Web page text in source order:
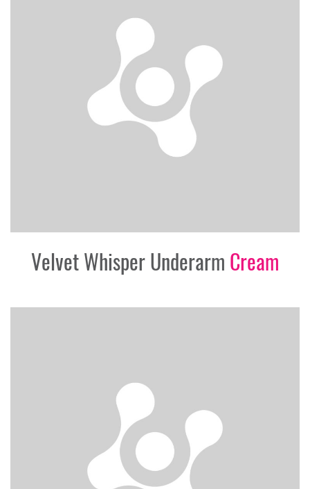
Velvet Whisper Underarm Cream